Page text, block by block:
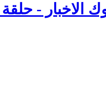
- حلقة 14 يوليو 2011